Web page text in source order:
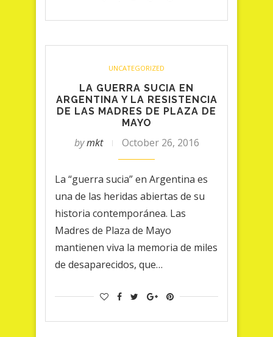
UNCATEGORIZED
LA GUERRA SUCIA EN
ARGENTINA Y LA RESISTENCIA
DE LAS MADRES DE PLAZA DE
MAYO
bymkt October 26, 2016
La “guerra sucia” en Argentina es
una de las heridas abiertas de su
historia contemporánea. Las
Madres de Plaza de Mayo
mantienen viva la memoria de miles
de desaparecidos, que…